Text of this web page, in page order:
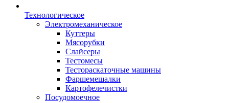
Технологическое
Электромеханическое
Куттеры
Мясорубки
Слайсеры
Тестомесы
Тестораскаточные машины
Фаршемешалки
Картофелечистки
Посудомоечное